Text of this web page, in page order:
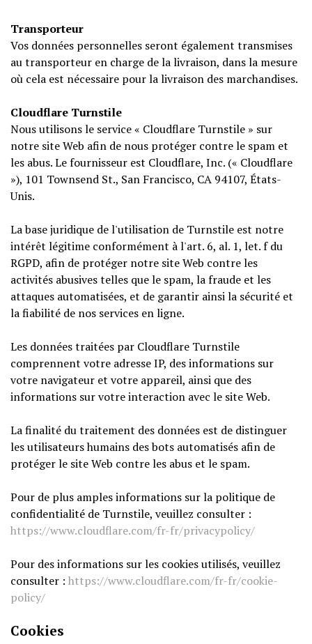
Transporteur
Vos données personnelles seront également transmises
au transporteur en charge de la livraison, dans la mesure
où cela est nécessaire pour la livraison des marchandises.
Cloudflare Turnstile
Nous utilisons le service « Cloudflare Turnstile » sur
notre site Web afin de nous protéger contre le spam et
les abus. Le fournisseur est Cloudflare, Inc. (« Cloudflare
»), 101 Townsend St., San Francisco, CA 94107, États-
Unis.
La base juridique de l'utilisation de Turnstile est notre
intérêt légitime conformément à l'art. 6, al. 1, let. f du
RGPD, afin de protéger notre site Web contre les
activités abusives telles que le spam, la fraude et les
attaques automatisées, et de garantir ainsi la sécurité et
la fiabilité de nos services en ligne.
Les données traitées par Cloudflare Turnstile
comprennent votre adresse IP, des informations sur
votre navigateur et votre appareil, ainsi que des
informations sur votre interaction avec le site Web.
La finalité du traitement des données est de distinguer
les utilisateurs humains des bots automatisés afin de
protéger le site Web contre les abus et le spam.
Pour de plus amples informations sur la politique de
confidentialité de Turnstile, veuillez consulter :
https://www.cloudflare.com/fr-fr/privacypolicy/
Pour des informations sur les cookies utilisés, veuillez
consulter : https://www.cloudflare.com/fr-fr/cookie-
policy/
Cookies